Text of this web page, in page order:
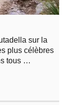
sur la
plus célèbres
tous …